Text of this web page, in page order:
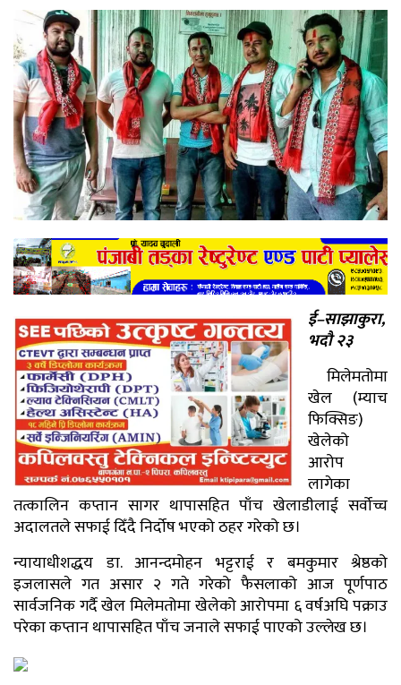
ई–साझाकुरा,
भदौ २३
मिलेमतोमा
खेल (म्याच
फिक्सिङ)
खेलेको
आरोप
लागेका
तत्कालिन कप्तान सागर थापासहित पाँच खेलाडीलाई सर्वोच्च
अदालतले सफाई दिँदै निर्दोष भएको ठहर गरेको छ।
न्यायाधीशद्धय डा. आनन्दमोहन भट्टराई र बमकुमार श्रेष्ठको
इजलासले गत असार २ गते गरेको फैसलाको आज पूर्णपाठ
सार्वजनिक गर्दै खेल मिलेमतोमा खेलेको आरोपमा ६ वर्षअघि पक्राउ
परेका कप्तान थापासहित पाँच जनाले सफाई पाएको उल्लेख छ।